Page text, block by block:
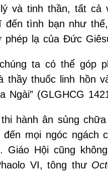
và tinh thần, tất cả
đến tình bạn như
phép lạ của Đức
ta có thể góp
thầy thuốc linh hồn
Ngài” (GLGHCG
hành ân sủng
mọi ngóc ngách
Giáo Hội cũng
VI, tông thư